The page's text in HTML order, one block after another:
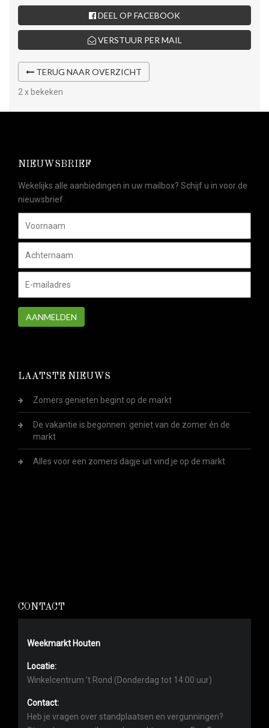
DEEL OP FACEBOOK
VERSTUUR PER MAIL
TERUG NAAR OVERZICHT
2 x bekeken
NIEUWSBRIEF
Wekelijks alle aanbiedingen in uw mailbox? Schijf u in voor de
nieuwsbrief.
AANMELDEN
LAATSTE NIEUWS
Zomers genieten begint op de markt
De vakantie is begonnen: geniet van de zomer én de
markt
Alles voor een zomers dagje uit vind je op de markt
CONTACT
Weekmarkt Houten
Locatie:
Winkelcentrum ’t Rond (Donderdag tot 14:00 uur)
Contact:
Heb je vragen over standplaatsen en vergunningen?